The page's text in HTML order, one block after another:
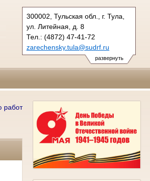
развернуть
300002, Тульская обл., г. Тула,
ул. Литейная, д. 8
Тел.: (4872) 47-41-72
zarechensky.tula@sudrf.ru
требуются: секретари судебного